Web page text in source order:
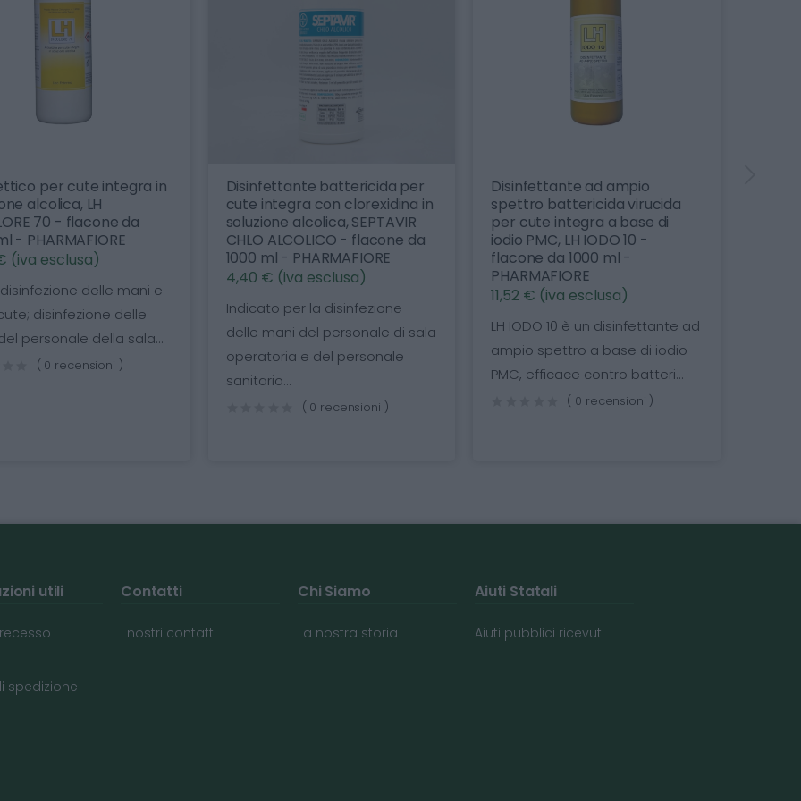
per cute integra in
alcolica, LH
70 - flacone da
- PHARMAFIORE
(iva esclusa)
delle mani e
disinfezione delle
personale della sala...
( 0 recensioni )
Disinfettante battericida per
cute integra con clorexidina in
soluzione alcolica, SEPTAVIR
CHLO ALCOLICO - flacone da
1000 ml - PHARMAFIORE
4,40 € (iva esclusa)
Indicato per la disinfezione
delle mani del personale di sala
operatoria e del personale
sanitario...
( 0 recensioni )
Disinfettante ad ampio
spettro battericida virucida
per cute integra a base di
iodio PMC, LH IODO 10 -
flacone da 1000 ml -
PHARMAFIORE
11,52 € (iva esclusa)
LH IODO 10 è un disinfettante ad
ampio spettro a base di iodio
PMC, efficace contro batteri...
( 0 recensioni )
utili
spedizione
Contatti
I nostri contatti
Chi Siamo
La nostra storia
Aiuti Statali
Aiuti pubblici ricevuti